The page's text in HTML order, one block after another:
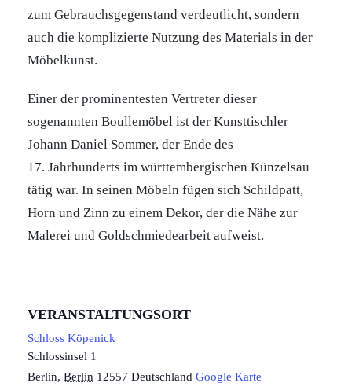
zum Gebrauchsgegenstand verdeutlicht, sondern
auch die komplizierte Nutzung des Materials in der
Möbelkunst.
Einer der prominentesten Vertreter dieser
sogenannten Boullemöbel ist der Kunsttischler
Johann Daniel Sommer, der Ende des
17. Jahrhunderts im württembergischen Künzelsau
tätig war. In seinen Möbeln fügen sich Schildpatt,
Horn und Zinn zu einem Dekor, der die Nähe zur
Malerei und Goldschmiedearbeit aufweist.
VERANSTALTUNGSORT
Schloss Köpenick
Schlossinsel 1
Berlin, Berlin 12557 Deutschland Google Karte